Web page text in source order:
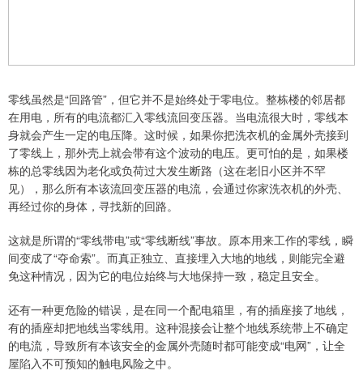
零线虽然是“回路管”，但它并不是始终处于零电位。整栋楼的邻居都
在用电，所有的电流都汇入零线流回变压器。当电流很大时，零线本
身就会产生一定的电压降。这时候，如果你把洗衣机的金属外壳接到
了零线上，那外壳上就会带有这个波动的电压。更可怕的是，如果楼
栋的总零线因为老化或负荷过大发生断路（这在老旧小区并不罕
见），那么所有本该流回变压器的电流，会通过你家洗衣机的外壳、
再经过你的身体，寻找新的回路。
这就是所谓的“零线带电”或“零线断线”事故。原本用来工作的零线，瞬
间变成了“夺命索”。而真正独立、直接埋入大地的地线，则能完全避
免这种情况，因为它的电位始终与大地保持一致，稳定且安全。
还有一种更危险的错误，是在同一个配电箱里，有的插座接了地线，
有的插座却把地线当零线用。这种混接会让整个地线系统带上不确定
的电流，导致所有本该安全的金属外壳随时都可能变成“电网”，让全
屋陷入不可预知的触电风险之中。